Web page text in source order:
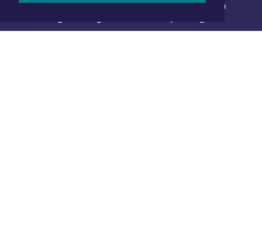
Schrijf je in voor onze nieuwsbrief en krijg wekelijks een